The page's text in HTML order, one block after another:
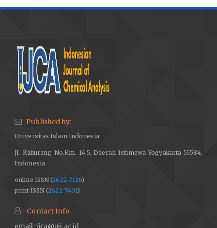
Published by:
Universitas Islam Indonesia
Jl. Kaliurang No.Km. 14,5, Daerah Istimewa Yogyakarta 55584,
Indonesia
online ISSN (2622-7126)
print ISSN (2622-7401)
Contact Info
email:ijca@uii.ac.id